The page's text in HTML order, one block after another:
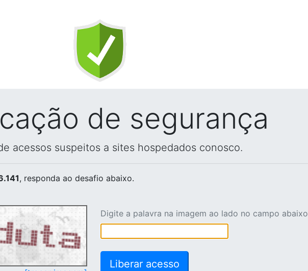
de segurança
acessos suspeitos a sites hospedados conosco.
, responda ao desafio abaixo.
Digite a palavra na imagem ao lado no campo abaixo